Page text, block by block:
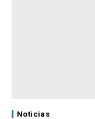
Noticias